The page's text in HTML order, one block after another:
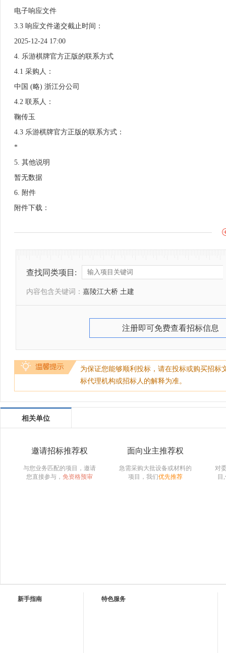
电子响应文件
3.3 响应文件递交截止时间：
2025-12-24 17:00
4. 乐游棋牌官方正版的联系方式
4.1 采购人：
中国 (略) 浙江分公司
4.2 联系人：
鞠传玉
4.3 乐游棋牌官方正版的联系方式：
*
5. 其他说明
暂无数据
6. 附件
附件下载：
查找同类项目:
内容包含关键词： 嘉陵江大桥 土建
注册即可免费查看招标信息
为保证您能够顺利投标，请在投标或购买招
标代理机构或招标人的解释为准。
相关单位
邀请招标推荐权
与您业务匹配的项目，邀请
您直接参与， 免资格预审
面向业主推荐权
急需采购大批设备或材料的
项目，我们优先推荐
对
目
新手指南 特色服务